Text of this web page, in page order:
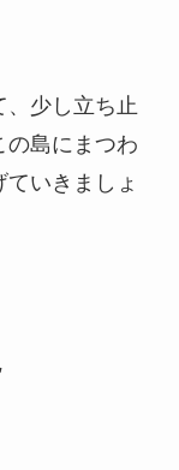
、少し立ち止
の島にまつわ
いきましょ